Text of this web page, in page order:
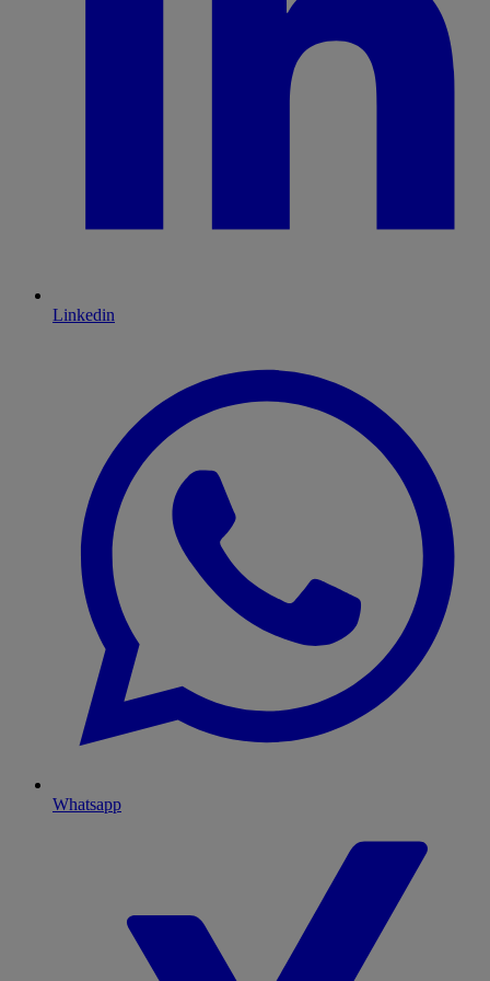
Linkedin
Whatsapp